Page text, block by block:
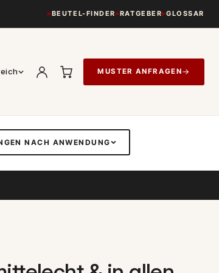
BEUTEL-FINDER RATGEBER GLOSSAR
MUSTER ANFRAGEN→
NACH ANWENDUNG